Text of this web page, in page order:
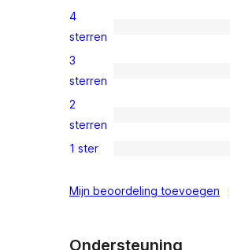
5
sterren
1
4
ster
4
sterren
0
3
sterren
3
sterren
0
2
beoordelingen
2
sterren
0
sterren
1 ster
Mijn beoordeling toevoegen
Ondersteuning